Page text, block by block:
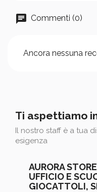
Commenti (0)
Ancora nessuna
Ti aspettiamo
Il nostro staff è a tua
esigenza
AURORA
UFFICIO E
GIOCATTOLI,